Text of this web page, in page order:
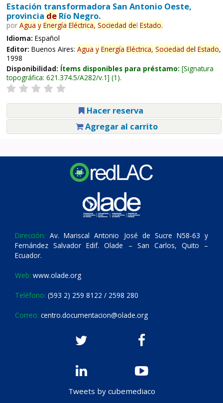
Estación transformadora San Antonio Oeste,
provincia deRío Negro.
por Agua y Energía Eléctrica, Sociedad del Estado.
Idioma: Español
Editor: Buenos Aires: Agua y Energía Eléctrica, Sociedad del Estado,
1998
Disponibilidad: Ítems disponibles para préstamo: Signatura
topográfica: 621.374.5/A282/v.1 (1).
Hacer reserva
Agregar al carrito
Dirección: Av. Mariscal Antonio José de Sucre N58-63 y
Fernández Salvador Edif. Olade – San Carlos, Quito –
Ecuador.
Web: www.olade.org
Teléfono: (593 2) 259 8122 / 2598 280
Correo: centro.documentacion@olade.org
Tweets by cubemediaco